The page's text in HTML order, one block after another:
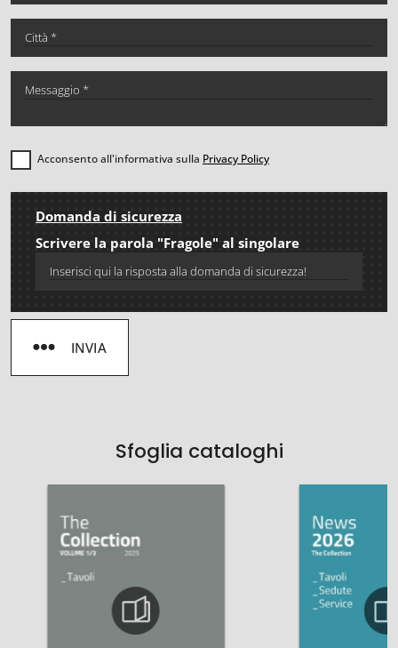
Sfoglia cataloghi
Acconsento all'informativa sulla Privacy Policy
Domanda di sicurezza
Scrivere la parola "Fragole" al singolare
INVIA